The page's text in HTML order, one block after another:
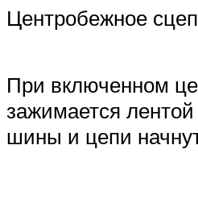
Центробежное
При включенном
зажимается
шины и цепи